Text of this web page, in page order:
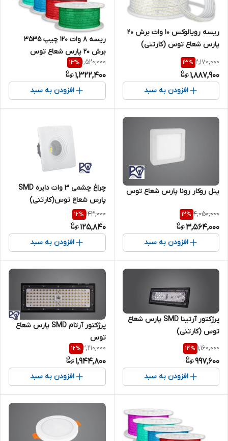
ریسه رویالوکس ۱۰ وات برش ۲۰
پارس شعاع توس (کارتنی)
2,170,000
13%
1,887,900
افزودن به سبد
ریسه ۸ وات ۱۲۰ چیپ ۳۵۳۵
برش ۲۰ پارس شعاع توس
(کارتنی)
1,520,000
13%
1,322,400
افزودن به سبد
پنل روکار رونا پارس شعاع توس
4,050,000
12%
3,564,000
افزودن به سبد
چراغ چشمی 3 وات دایره SMD
پارس شعاع توس(کارتنی)
143,000
12%
125,840
افزودن به سبد
پرژکتور آرتینا SMD پارس شعاع
توس (کارتنی)
1,160,000
14%
997,600
افزودن به سبد
پرژکتور آرتام SMD پارس شعاع
توس
2,210,000
12%
1,944,800
افزودن به سبد